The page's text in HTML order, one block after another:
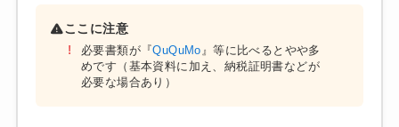
ここに注意
必要書類が『QuQuMo』等に比べるとやや多
めです（基本資料に加え、納税証明書などが
必要な場合あり）